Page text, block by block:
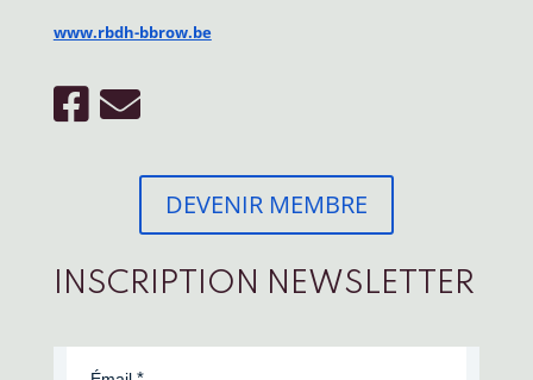
www.rbdh-bbrow.be
DEVENIR MEMBRE
INSCRIPTION NEWSLETTER